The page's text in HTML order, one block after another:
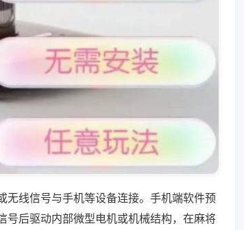
无线信号与手机等设备连接。手机端软件预
号后驱动内部微型电机或机械结构，在麻将